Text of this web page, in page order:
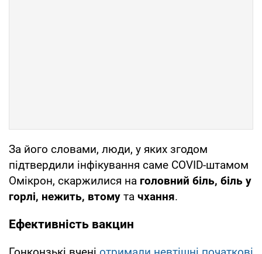
За його словами, люди, у яких згодом
підтвердили інфікування саме COVID-штамом
Омікрон, скаржилися на головний біль, біль у
горлі, нежить, втому та чхання.
Ефективність вакцин